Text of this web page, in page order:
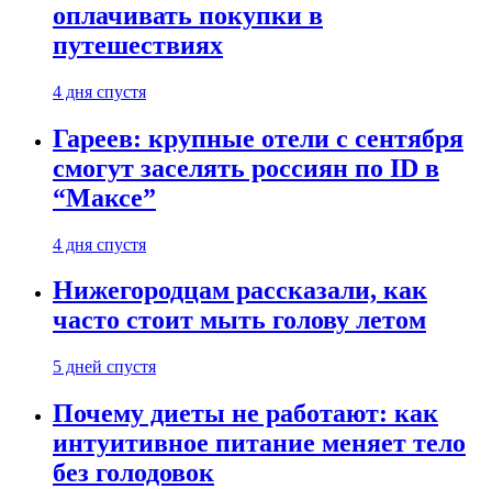
оплачивать покупки в
путешествиях
4 дня спустя
Гареев: крупные отели с сентября
смогут заселять россиян по ID в
“Максе”
4 дня спустя
Нижегородцам рассказали, как
часто стоит мыть голову летом
5 дней спустя
Почему диеты не работают: как
интуитивное питание меняет тело
без голодовок